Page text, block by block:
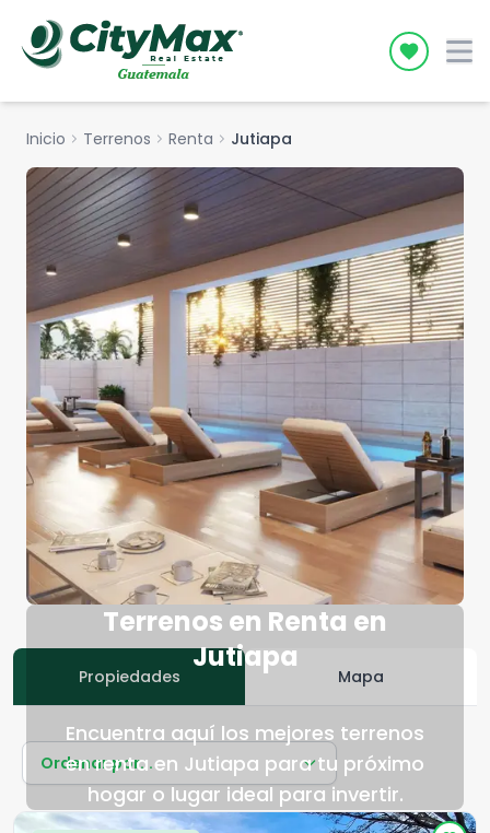
Icon
Inicio chevron_right Terrenos chevron_right Renta chevron_right Jutiapa
Terrenos en Renta en
Jutiapa
Encuentra aquí los mejores terrenos
en renta en Jutiapa para tu próximo
hogar o lugar ideal para invertir.
Propiedades Mapa
Ordenar por...